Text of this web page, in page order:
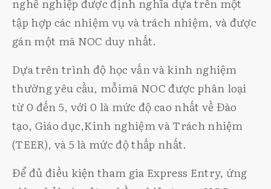
tập hợp các nhiệm vụ và trách nhiệm, và được
gán một mã NOC duy nhất.
Dựa trên trình độ học vấn và kinh nghiệm
thường yêu cầu, mỗimã NOC được phân loại
từ 0 đến 5, với 0 là mức độ cao nhất về Đào
tạo, Giáo dục,Kinh nghiệm và Trách nhiệm
(TEER), và 5 là mức độ thấp nhất.
Để đủ điều kiện tham gia Express Entry, ứng